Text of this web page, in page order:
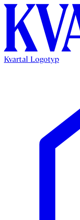
Kvartal Logotyp